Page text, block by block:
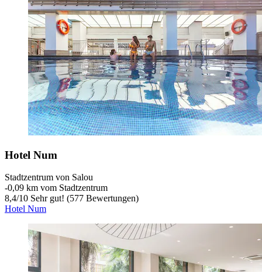
Hotel Num
Stadtzentrum von Salou
‐0,09 km vom Stadtzentrum
8,4/10 Sehr gut! (577 Bewertungen)
Hotel Num